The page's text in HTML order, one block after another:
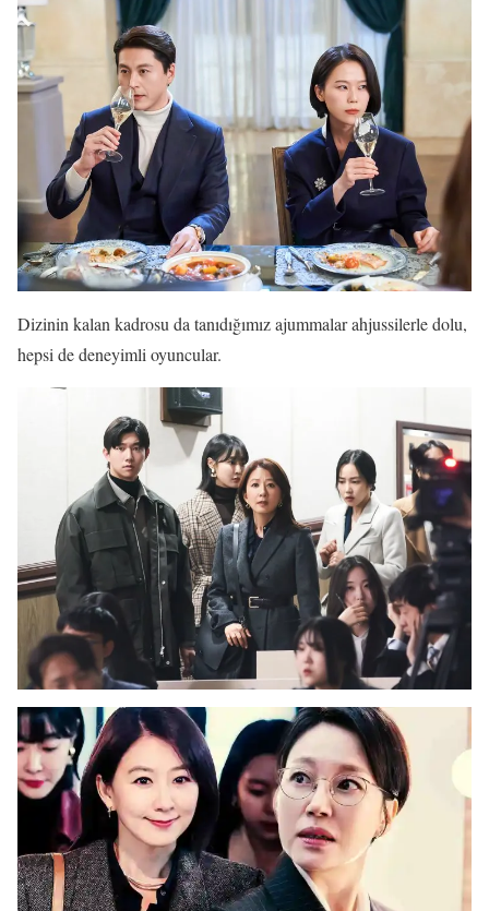
Dizinin kalan kadrosu da tanıdığımız ajummalar ahjussilerle dolu,
hepsi de deneyimli oyuncular.